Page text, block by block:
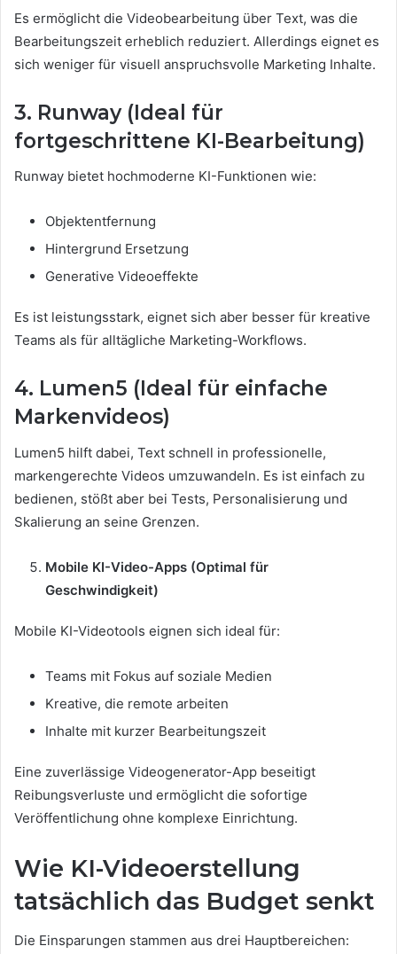
Es ermöglicht die Videobearbeitung über Text, was die
Bearbeitungszeit erheblich reduziert. Allerdings eignet es
sich weniger für visuell anspruchsvolle Marketing Inhalte.
3. Runway (Ideal für
fortgeschrittene KI-Bearbeitung)
Runway bietet hochmoderne KI-Funktionen wie:
Objektentfernung
Hintergrund Ersetzung
Generative Videoeffekte
Es ist leistungsstark, eignet sich aber besser für kreative
Teams als für alltägliche Marketing-Workflows.
4. Lumen5 (Ideal für einfache
Markenvideos)
Lumen5 hilft dabei, Text schnell in professionelle,
markengerechte Videos umzuwandeln. Es ist einfach zu
bedienen, stößt aber bei Tests, Personalisierung und
Skalierung an seine Grenzen.
Mobile KI-Video-Apps (Optimal für
Geschwindigkeit)
Mobile KI-Videotools eignen sich ideal für:
Teams mit Fokus auf soziale Medien
Kreative, die remote arbeiten
Inhalte mit kurzer Bearbeitungszeit
Eine zuverlässige Videogenerator-App beseitigt
Reibungsverluste und ermöglicht die sofortige
Veröffentlichung ohne komplexe Einrichtung.
Wie KI-Videoerstellung
tatsächlich das Budget senkt
Die Einsparungen stammen aus drei Hauptbereichen: